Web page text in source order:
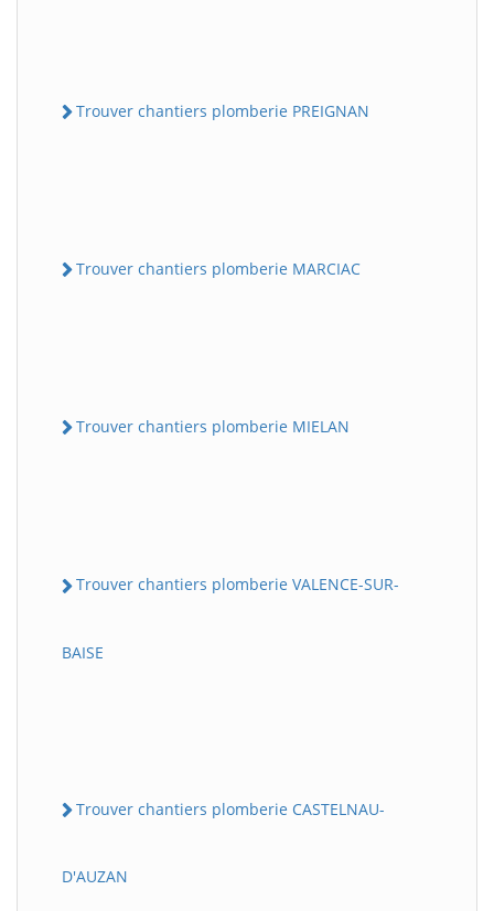
Trouver chantiers plomberie PREIGNAN
Trouver chantiers plomberie MARCIAC
Trouver chantiers plomberie MIELAN
Trouver chantiers plomberie VALENCE-SUR-
BAISE
Trouver chantiers plomberie CASTELNAU-
D'AUZAN